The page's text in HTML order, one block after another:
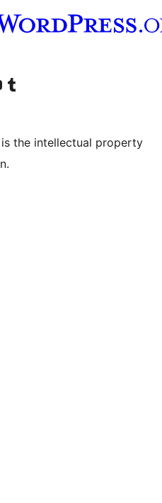
TikTokcanal de YouTube
Visita nuestra cuenta de Tumblr
the intellectual property